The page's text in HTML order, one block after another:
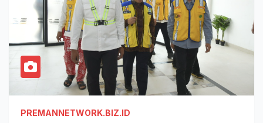
PREMANNETWORK.BIZ.ID